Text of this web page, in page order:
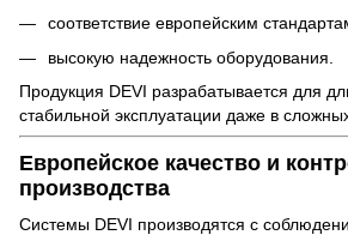
соответствие европейским
высокую надежность оборудования.
Продукция DEVI разрабатывается для
стабильной эксплуатации даже в
Европейское качество и
производства
Системы DEVI производятся с